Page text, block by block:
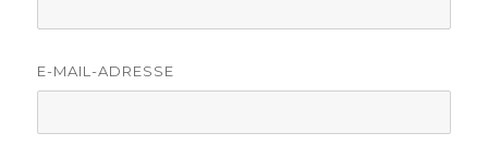
E-MAIL-ADRESSE